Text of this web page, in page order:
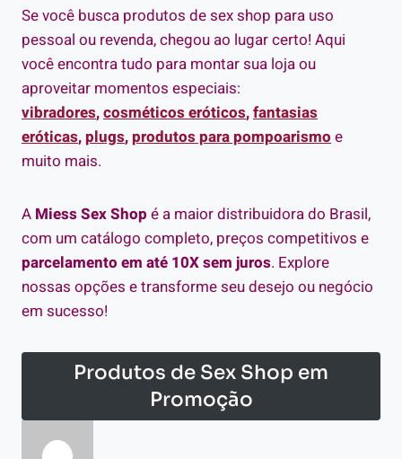
Se você busca produtos de sex shop para uso
pessoal ou revenda, chegou ao lugar certo! Aqui
você encontra tudo para montar sua loja ou
aproveitar momentos especiais:
vibradores,cosméticos eróticos,fantasias
eróticas,plugs,produtos para pompoarismo e
muito mais.
A Miess Sex Shop é a maior distribuidora do Brasil,
com um catálogo completo, preços competitivos e
parcelamento em até 10X sem juros. Explore
nossas opções e transforme seu desejo ou negócio
em sucesso!
Produtos de Sex Shop em
Promoção